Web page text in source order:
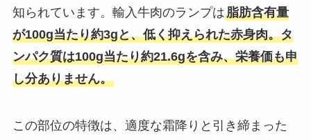
知られています。輸入牛肉のランプは脂肪含有量
が100g当たり約3gと、低く抑えられた赤身肉。タ
ンパク質は100g当たり約21.6gを含み、栄養価も申
し分ありません。
この部位の特徴は、適度な霜降りと引き締まった